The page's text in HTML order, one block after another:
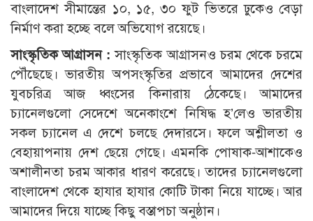
বাংলাদেশ সীমান্তের ১০, ১৫, ৩০ ফুট ভিতরে ঢুকেও বেড়া
নির্মাণ করা হচ্ছে বলে অভিযোগ রয়েছে।
সাংস্কৃতিক আগ্রাসন : সাংস্কৃতিক আগ্রাসনও চরম থেকে চরমে
পৌঁছেছে। ভারতীয় অপসংস্কৃতির প্রভাবে আমাদের দেশের
যুবচরিত্র আজ ধ্বংসের কিনারায় ঠেকেছে। আমাদের
চ্যানেলগুলো সেদেশে অনেকাংশে নিষিদ্ধ হ’লেও ভারতীয়
সকল চ্যানেল এ দেশে চলছে দেদারসে। ফলে অশ্লীলতা ও
বেহায়াপনায় দেশ ছেয়ে গেছে। এমনকি পোষাক-আশাকেও
অশালীনতা চরম আকার ধারণ করেছে। তাদের চ্যানেলগুলো
বাংলাদেশ থেকে হাযার হাযার কোটি টাকা নিয়ে যাচ্ছে। আর
আমাদের দিয়ে যাচ্ছে কিছু বস্তাপচা অনুষ্ঠান।